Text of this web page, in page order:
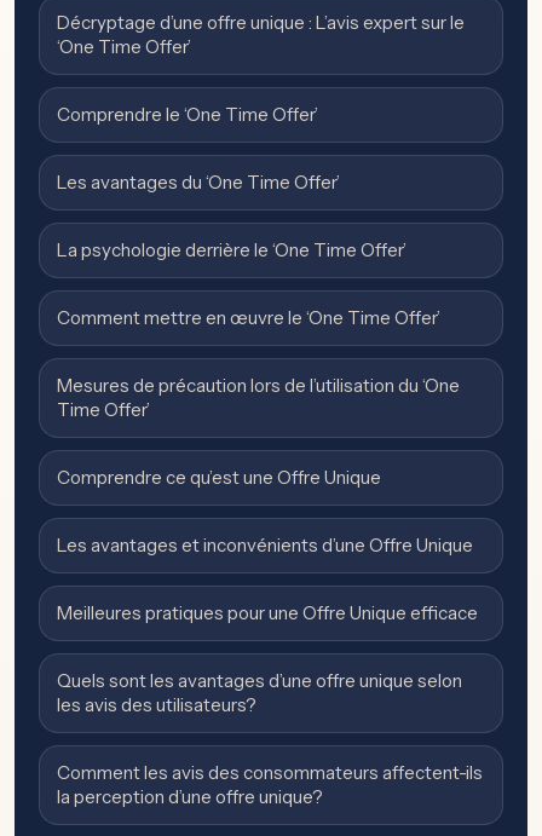
Décryptage d’une offre unique : L’avis expert sur le
‘One Time Offer’
Comprendre le ‘One Time Offer’
Les avantages du ‘One Time Offer’
La psychologie derrière le ‘One Time Offer’
Comment mettre en œuvre le ‘One Time Offer’
Mesures de précaution lors de l’utilisation du ‘One
Time Offer’
Comprendre ce qu’est une Offre Unique
Les avantages et inconvénients d’une Offre Unique
Meilleures pratiques pour une Offre Unique efficace
Quels sont les avantages d’une offre unique selon
les avis des utilisateurs?
Comment les avis des consommateurs affectent-ils
la perception d’une offre unique?